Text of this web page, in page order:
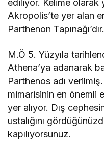
Akropolis’te yer alan
Parthenon Tapınağı’dır.
M.Ö 5. Yüzyıla
Athena’ya adanarak
Parthenos adı
mimarisinin en önemli
yer alıyor. Dış
ustalığını
kapılıyorsunuz.